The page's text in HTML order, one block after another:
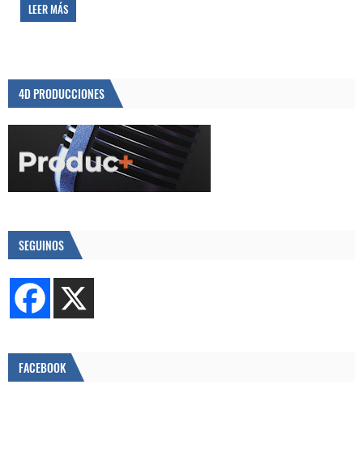
LEER MÁS
4D PRODUCCIONES
SEGUINOS
FACEBOOK